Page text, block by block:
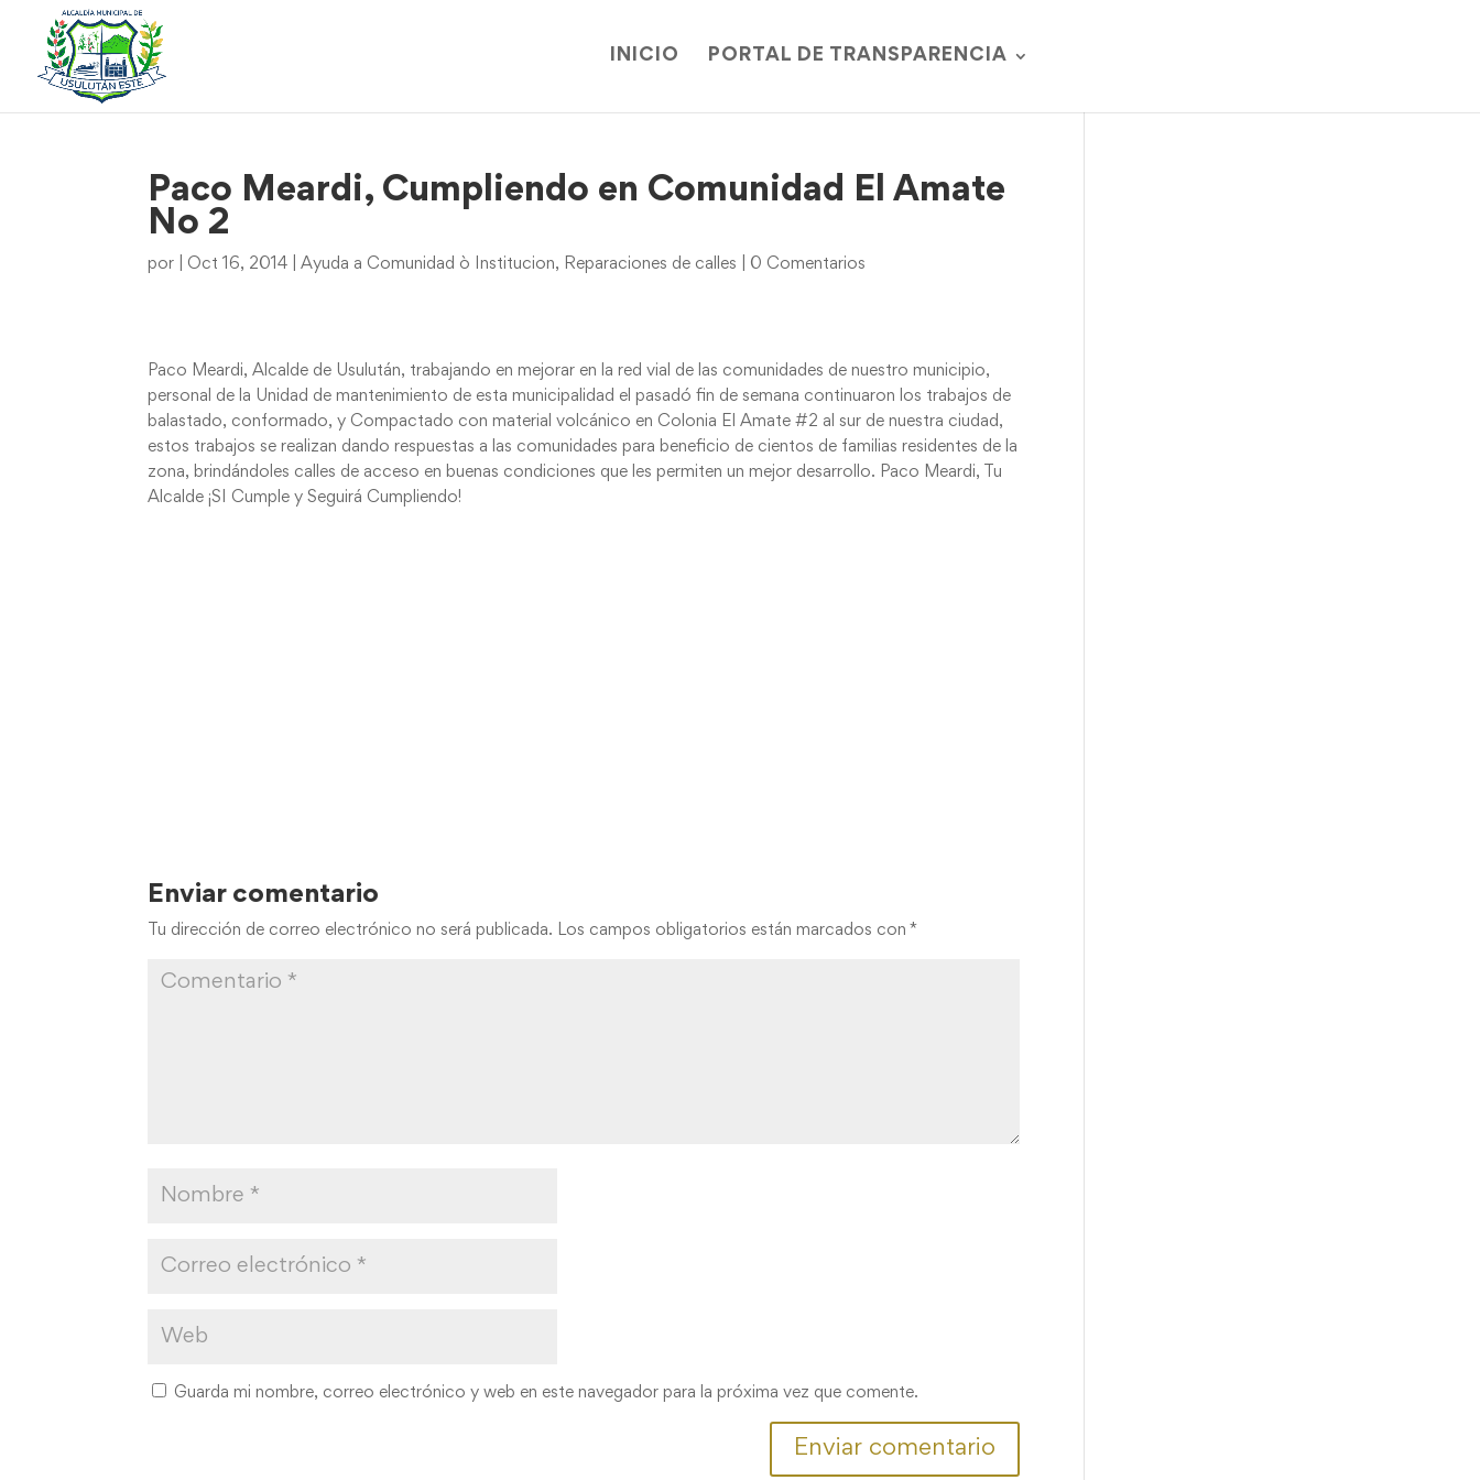
INICIO PORTAL DE TRANSPARENCIA
Paco Meardi, Cumpliendo en Comunidad El Amate
No 2
por Oct 16, 2014 |Ayuda a Comunidad ò Institucion, Reparaciones de calles 0 Comentarios
Paco Meardi, Alcalde de Usulután, trabajando en mejorar en la red vial de las comunidades de nuestro municipio,
personal de la Unidad de mantenimiento de esta municipalidad el pasadó fin de semana continuaron los trabajos de
balastado, conformado, y Compactado con material volcánico en Colonia El Amate #2 al sur de nuestra ciudad,
estos trabajos se realizan dando respuestas a las comunidades para beneficio de cientos de familias residentes de la
zona, brindándoles calles de acceso en buenas condiciones que les permiten un mejor desarrollo. Paco Meardi, Tu
Alcalde ¡SI Cumple y Seguirá Cumpliendo!
Enviar comentario
Tu dirección de correo electrónico no será publicada. Los campos obligatorios están marcados con *
Guarda mi nombre, correo electrónico y web en este navegador para la próxima vez que comente.